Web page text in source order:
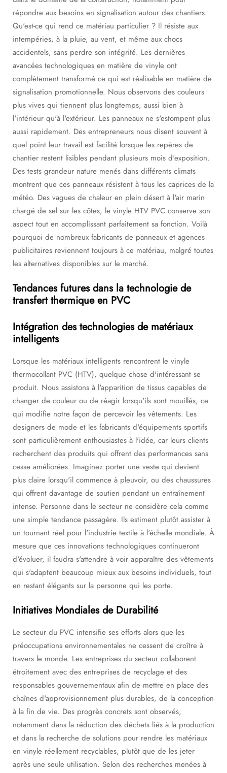
répondre aux besoins en signalisation autour des chantiers.
Qu'est-ce qui rend ce matériau particulier ? Il résiste aux
intempéries, à la pluie, au vent, et même aux chocs
accidentels, sans perdre son intégrité. Les dernières
avancées technologiques en matière de vinyle ont
complètement transformé ce qui est réalisable en matière de
signalisation promotionnelle. Nous observons des couleurs
plus vives qui tiennent plus longtemps, aussi bien à
l'intérieur qu'à l'extérieur. Les panneaux ne s'estompent plus
aussi rapidement. Des entrepreneurs nous disent souvent à
quel point leur travail est facilité lorsque les repères de
chantier restent lisibles pendant plusieurs mois d'exposition.
Des tests grandeur nature menés dans différents climats
montrent que ces panneaux résistent à tous les caprices de la
météo. Des vagues de chaleur en plein désert à l'air marin
chargé de sel sur les côtes, le vinyle HTV PVC conserve son
aspect tout en accomplissant parfaitement sa fonction. Voilà
pourquoi de nombreux fabricants de panneaux et agences
publicitaires reviennent toujours à ce matériau, malgré toutes
les alternatives disponibles sur le marché.
Tendances futures dans la technologie de
transfert thermique en PVC
Intégration des technologies de matériaux
intelligents
Lorsque les matériaux intelligents rencontrent le vinyle
thermocollant PVC (HTV), quelque chose d'intéressant se
produit. Nous assistons à l'apparition de tissus capables de
changer de couleur ou de réagir lorsqu'ils sont mouillés, ce
qui modifie notre façon de percevoir les vêtements. Les
designers de mode et les fabricants d'équipements sportifs
sont particulièrement enthousiastes à l'idée, car leurs clients
recherchent des produits qui offrent des performances sans
cesse améliorées. Imaginez porter une veste qui devient
plus claire lorsqu'il commence à pleuvoir, ou des chaussures
qui offrent davantage de soutien pendant un entraînement
intense. Personne dans le secteur ne considère cela comme
une simple tendance passagère. Ils estiment plutôt assister à
un tournant réel pour l'industrie textile à l'échelle mondiale. À
mesure que ces innovations technologiques continueront
d'évoluer, il faudra s'attendre à voir apparaître des vêtements
qui s'adaptent beaucoup mieux aux besoins individuels, tout
en restant élégants sur la personne qui les porte.
Initiatives Mondiales de Durabilité
Le secteur du PVC intensifie ses efforts alors que les
préoccupations environnementales ne cessent de croître à
travers le monde. Les entreprises du secteur collaborent
étroitement avec des entreprises de recyclage et des
responsables gouvernementaux afin de mettre en place des
chaînes d'approvisionnement plus durables, de la conception
à la fin de vie. Des progrès concrets sont observés,
notamment dans la réduction des déchets liés à la production
et dans la recherche de solutions pour rendre les matériaux
en vinyle réellement recyclables, plutôt que de les jeter
après une seule utilisation. Selon des recherches menées à